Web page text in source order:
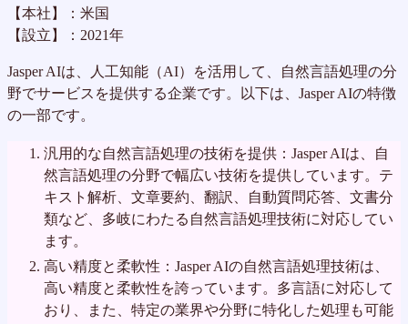
【本社】：米国
【設立】：2021年
Jasper AIは、人工知能（AI）を活用して、自然言語処理の分
野でサービスを提供する企業です。以下は、Jasper AIの特徴
の一部です。
汎用的な自然言語処理の技術を提供：Jasper AIは、自
然言語処理の分野で幅広い技術を提供しています。テ
キスト解析、文章要約、翻訳、自動質問応答、文書分
類など、多岐にわたる自然言語処理技術に対応してい
ます。
高い精度と柔軟性：Jasper AIの自然言語処理技術は、
高い精度と柔軟性を誇っています。多言語に対応して
おり、また、特定の業界や分野に特化した処理も可能